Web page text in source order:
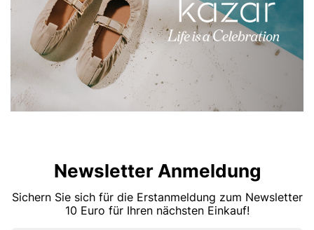
Newsletter Anmeldung
Sichern Sie sich für die Erstanmeldung zum Newsletter
10 Euro für Ihren nächsten Einkauf!